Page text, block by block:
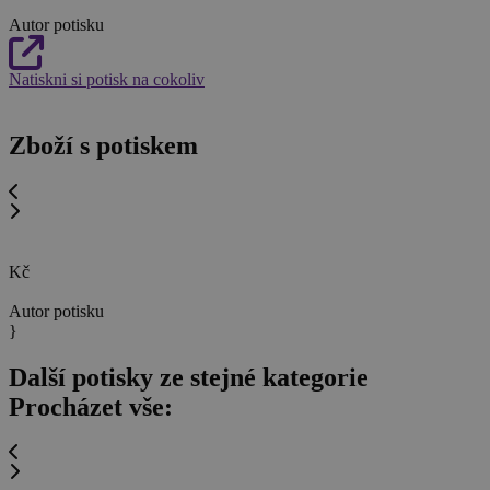
Autor potisku
Natiskni si potisk na cokoliv
Zboží s potiskem
Kč
Autor potisku
}
Další potisky ze stejné kategorie
Procházet vše: